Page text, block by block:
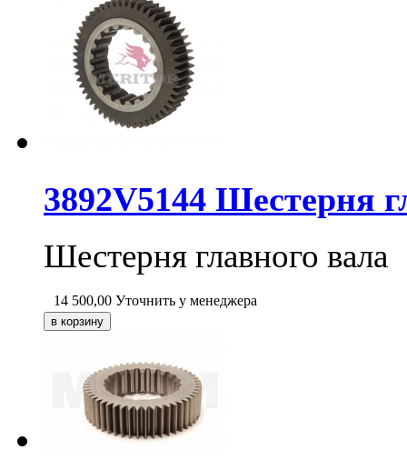
3892V5144 Шестерня
Шестерня главного вала
14 500,00 Уточнить у менеджера